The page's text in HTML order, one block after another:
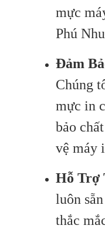
mực
Phú
Đảm
Chúng
mực in
bảo
vệ máy
Hỗ Trợ
luôn
thắc